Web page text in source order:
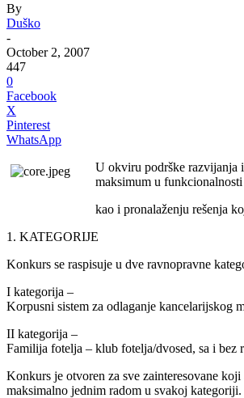
By
Duško
-
October 2, 2007
447
0
Facebook
X
Pinterest
WhatsApp
U okviru podrške razvijanja
maksimum u
kao i pronalaženju rešenja
1. KATEGORIJE
Konkurs se raspisuje u dve ravnopravne
I kategorija –
Korpusni sistem za odlaganje kancelarijskog
II kategorija –
Familija fotelja – klub fotelja/dvosed, sa i bez
Konkurs je otvoren za sve zainteresovane
maksimalno jednim radom u svakoj kategoriji.